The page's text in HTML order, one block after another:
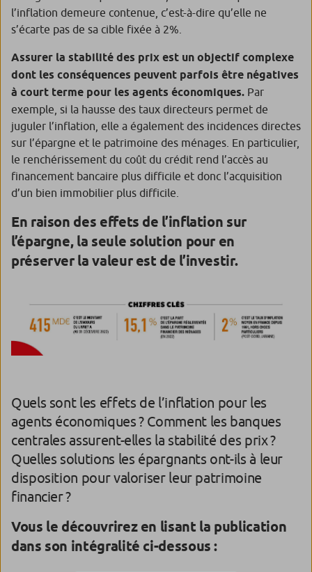
l’inflation demeure contenue, c’est-à-dire qu’elle ne
s’écarte pas de sa cible fixée à 2%.
Assurer la stabilité des prix est un objectif complexe
dont les conséquences peuvent parfois être négatives
à court terme pour les agents économiques. Par
exemple, si la hausse des taux directeurs permet de
juguler l’inflation, elle a également des incidences directes
sur l’épargne et le patrimoine des ménages. En particulier,
le renchérissement du coût du crédit rend l’accès au
financement bancaire plus difficile et donc l’acquisition
d’un bien immobilier plus difficile.
En raison des effets de l’inflation sur
l’épargne, la seule solution pour en
préserver la valeur est de l’investir.
Quels sont les effets de l’inflation pour les
agents économiques ? Comment les banques
centrales assurent-elles la stabilité des prix ?
Quelles solutions les épargnants ont-ils à leur
disposition pour valoriser leur patrimoine
financier ?
Vous le découvrirez en lisant la publication
dans son intégralité ci-dessous :